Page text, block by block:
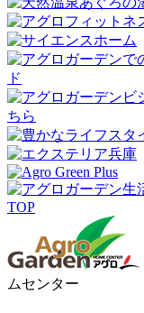
TOP
ムセンター